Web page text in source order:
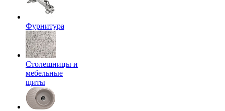
Фурнитура
Столешницы и
мебельные
щиты